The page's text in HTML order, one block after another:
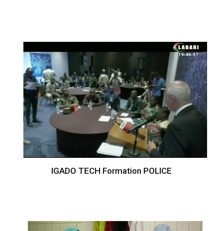
IGADO TECH Formation POLICE